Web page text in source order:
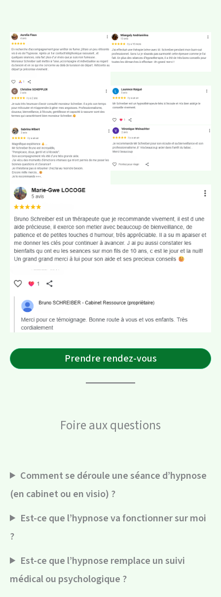
Prendre rendez-vous
Foire aux questions
Comment se déroule une séance d’hypnose
(en cabinet ou en visio) ?
Est-ce que l’hypnose va fonctionner sur moi
?
Est-ce que l’hypnose remplace un suivi
médical ou psychologique ?